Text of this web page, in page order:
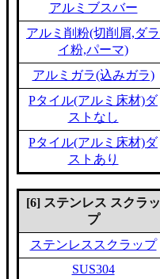
アルミブスバー
アルミ削粉(切削屑,ダラ
イ粉,パーマ)
アルミガラ(込みガラ)
Pタイル(アルミ床材)ダ
ストなし
Pタイル(アルミ床材)ダ
ストあり
[6] ステンレス スクラッ
プ
ステンレススクラップ
SUS304